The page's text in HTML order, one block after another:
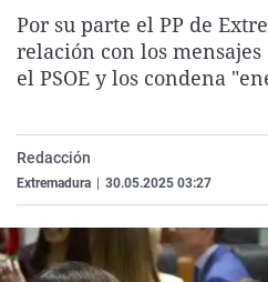
Por su parte el PP de
relación con los
el PSOE y los condena
Redacción
Extremadura 30.05.2025 03:27